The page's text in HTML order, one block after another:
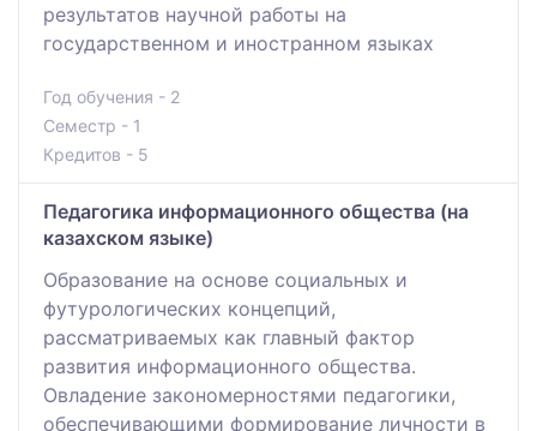
результатов научной работы на
государственном и иностранном языках
Год обучения - 2
Семестр - 1
Кредитов - 5
Педагогика информационного общества (на
казахском языке)
Образование на основе социальных и
футурологических концепций,
рассматриваемых как главный фактор
развития информационного общества.
Овладение закономерностями педагогики,
обеспечивающими формирование личности в